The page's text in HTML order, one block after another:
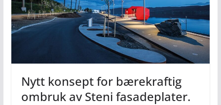
Nytt konsept for bærekraftig
ombruk av Steni fasadeplater.